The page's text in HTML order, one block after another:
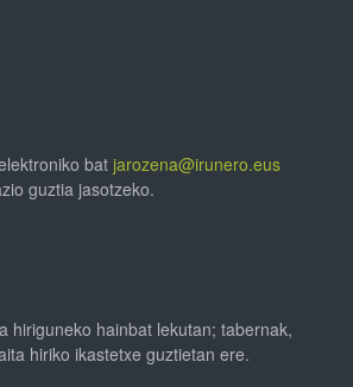
bat jarozena@irunero.eus
guztia jasotzeko.
hiriguneko hainbat lekutan; tabernak,
hiriko ikastetxe guztietan ere.